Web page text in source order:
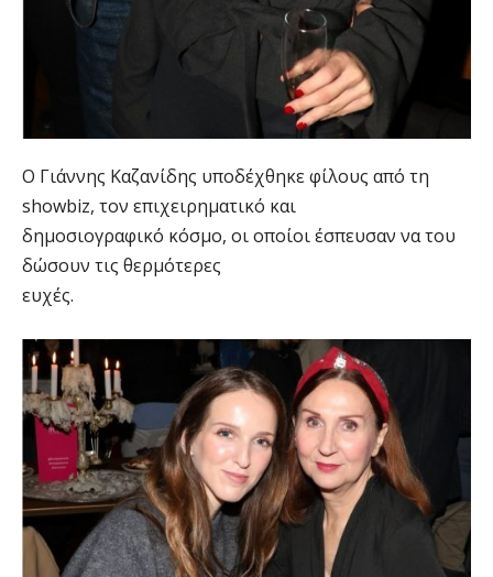
Ο Γιάννης Καζανίδης υποδέχθηκε φίλους από τη
showbiz, τον επιχειρηματικό και
δημοσιογραφικό κόσμο, οι οποίοι έσπευσαν να του
δώσουν τις θερμότερες
ευχές.